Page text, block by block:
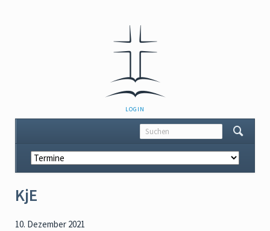
NAVIGATION
ÜBERSPRINGEN
LOGIN
Navigation
überspringen
KjE
10. Dezember 2021